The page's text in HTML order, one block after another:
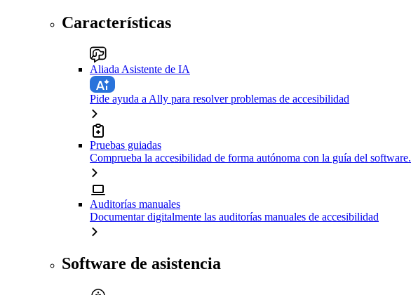
Características
Aliada Asistente de IA
Pide ayuda a Ally para resolver problemas de accesibilidad
Pruebas guiadas
Comprueba la accesibilidad de forma autónoma con la guía del software.
Auditorías manuales
Documentar digitalmente las auditorías manuales de accesibilidad
Software de asistencia